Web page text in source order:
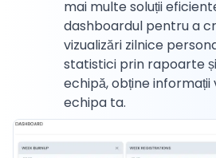
mai multe soluții
dashboardul pentru a
vizualizări zilnice
statistici prin rapoarte
echipă, obține
echipa ta.